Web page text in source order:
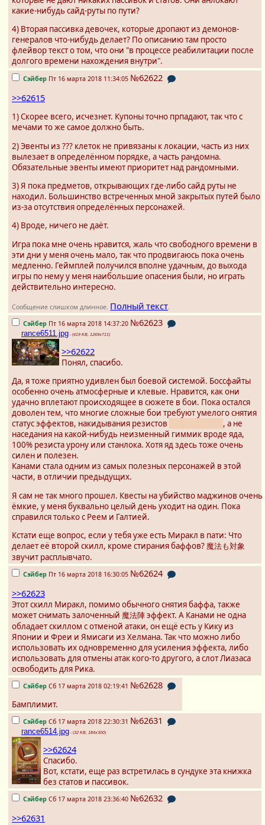
какие-нибудь сайд-руты по пути?
4) Вторая пассивка девочек, которые дропают из демонов-
генералов что-нибудь делает? По описанию там просто
флейвор текст о том, что они "в процессе реабилитации после
долгого времени нахождения внутри".
Сэйбер Пт 16 марта 2018 11:34:05 №62622
>>62615
1) Скорее всего, исчезнет. Купоны точно прпадают, так что с
мечами то же самое должно быть.
2) Эвенты из ??? клеток не привязаны к локации, часть из них
вылезает в определённом порядке, а часть рандомна.
Обязательные эвенты имеют приоритет над рандомными.
3) Я пока предметов, открывающих где-либо сайд руты не
находил. Большинство встреченных мной закрытых путей было
из-за отсутствия определённых персонажей.
4) Вроде, ничего не даёт.
Игра пока мне очень нравится, жаль что свободного времени в
эти дни у меня очень мало, так что продвигаюсь пока очень
медленно. Геймплей получился вполне удачным, до выхода
игры по нему у меня наибольшие опасения были, но играть
действительно интересно.
Сообщение слишком длинное. Полный текст.
Сэйбер Пт 16 марта 2018 14:37:20 №62623
rance6511.jpg - (419 KB, 1269x711)
>>62622
Понял, спасибо.
Да, я тоже приятно удивлен был боевой системой. Боссфайты
особенно очень атмосферные и клевые. Нравится, как они
удачно вплетают происходящее в сюжете в бои. Пока остался
доволен тем, что многие сложные бои требуют умелого снятия
статус эффектов, накидывания резистов
, а не
наседания на какой-нибудь неизменный гиммик вроде яда,
100% резиста урону или станлока. Хотя яд здесь тоже очень
силен и полезен.
Канами стала одним из самых полезных персонажей в этой
части, в отличии предыдущих.
Я сам не так много прошел. Квесты на убийство маджинов очень
ёмкие, у меня буквально целый день уходит на один. Пока
справился только с Реем и Галтией.
Кстати еще вопрос, если у тебя уже есть Миракл в пати: Что
делает её второй скилл, кроме стирания баффов? 魔法も対象
звучит расплывчато.
Сэйбер Пт 16 марта 2018 16:30:05 №62624
>>62623
Этот скилл Миракл, помимо обычного снятия баффа, также
может снимать залоченный 魔法陣 эффект. А Канами не одна
обладает скиллом с отменой атаки, он ещё есть у Кику из
Японии и Фреи и Ямисаги из Хелмана. Так что можно либо
использовать их одновременно для усиления эффекта, либо
использовать для отмены атак кого-то другого, а слот Лиазаса
освободить для Рика.
Сэйбер Сб 17 марта 2018 02:19:41 №62628
Бамплимит.
Сэйбер Сб 17 марта 2018 22:30:31 №62631
rance6514.jpg - (32 KB, 184x300)
>>62624
Спасибо.
Вот, кстати, еще раз встретилась в сундуке эта книжка
без статов и пассивок.
Сэйбер Сб 17 марта 2018 23:36:40 №62632
>>62631